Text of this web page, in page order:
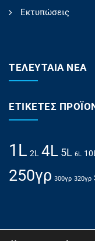
Εκτυπώσεις
ΤΕΛΕΥΤΑΊΑ ΝΈΑ
ΕΤΙΚΈΤΕΣ
1L 2L 4L 5L 6L 10L
250γρ 300γρ 320γρ